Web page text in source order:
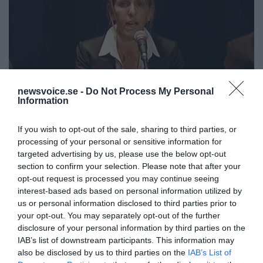
newsvoice.se - Do Not Process My Personal
Information
If you wish to opt-out of the sale, sharing to third parties, or
processing of your personal or sensitive information for
targeted advertising by us, please use the below opt-out
section to confirm your selection. Please note that after your
opt-out request is processed you may continue seeing
interest-based ads based on personal information utilized by
us or personal information disclosed to third parties prior to
your opt-out. You may separately opt-out of the further
disclosure of your personal information by third parties on the
IAB’s list of downstream participants. This information may
also be disclosed by us to third parties on the IAB’s List of
Torbjörn Sassersson